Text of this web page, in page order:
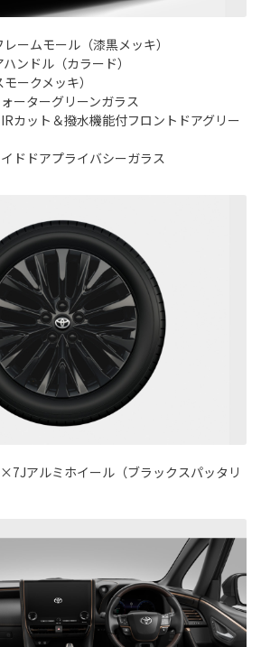
ームモール（漆黒メッキ）
ンドル（カラード）
ークメッキ）
ーターグリーンガラス
カット＆撥水機能付フロントドアグリー
ドドアプライバシーガラス
アルミホイール（ブラックスパッタリ